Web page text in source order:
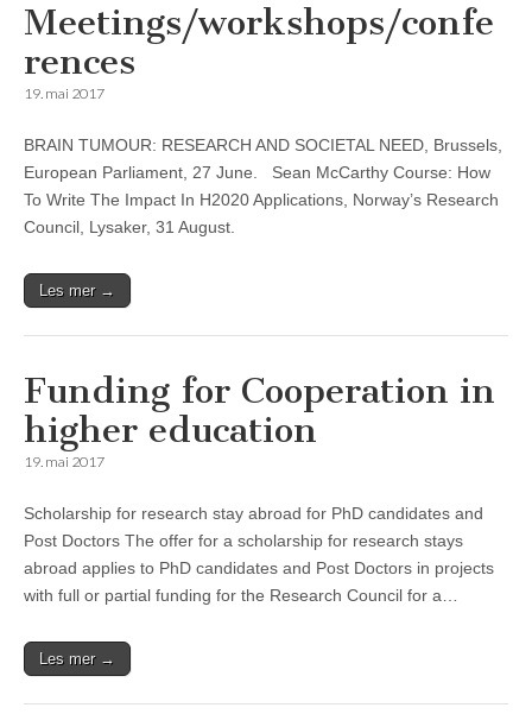
Meetings/workshops/confe
rences
19. mai 2017
BRAIN TUMOUR: RESEARCH AND SOCIETAL NEED, Brussels,
European Parliament, 27 June. Sean McCarthy Course: How
To Write The Impact In H2020 Applications, Norway’s Research
Council, Lysaker, 31 August.
Les mer →
Funding for Cooperation in
higher education
19. mai 2017
Scholarship for research stay abroad for PhD candidates and
Post Doctors The offer for a scholarship for research stays
abroad applies to PhD candidates and Post Doctors in projects
with full or partial funding for the Research Council for a…
Les mer →